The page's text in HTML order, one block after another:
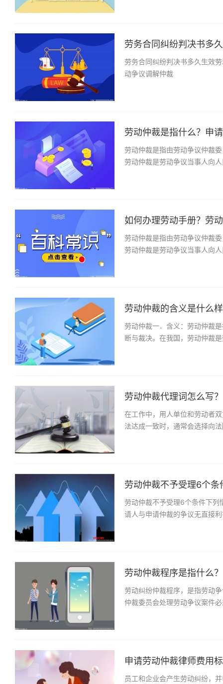
劳务合同纠纷判决书多
劳务合同纠纷判决书多久生效
动争议调解仲裁
劳动仲裁是指什么？申
劳动仲裁是指由劳动争议仲裁
劳动仲裁是劳动争议当事人向
如何办理劳动手册？劳
劳动仲裁是指由劳动争议仲裁
劳动仲裁是劳动争议当事人向
劳动仲裁的含义是什么
劳动仲裁一．含义：劳动仲裁
断与裁决。在我国，劳动仲裁
劳动仲裁代理词怎么写
在工作中，用人单位和劳动者
法达成一致时，通常会选择向
劳动仲裁不予受理6个
劳动仲裁不予受理6个条件下列
请人与申请仲裁的争议无直接
劳动仲裁程序是指什么
劳动纠纷仲裁程序，是指劳动
仲裁委员会处理劳动争议案件
申请劳动仲裁律师费用
员工和企业会产生劳动纠纷，